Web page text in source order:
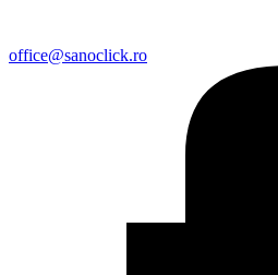
office@sanoclick.ro